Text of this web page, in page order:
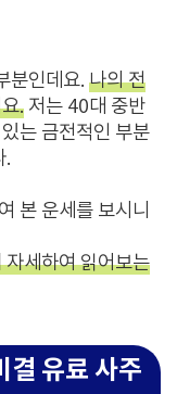
분인데요. 나의 전
. 저는 40대 중반
는 금전적인 부분
.
본 운세를 보시니
자세하여 읽어보는
결 유료 사주